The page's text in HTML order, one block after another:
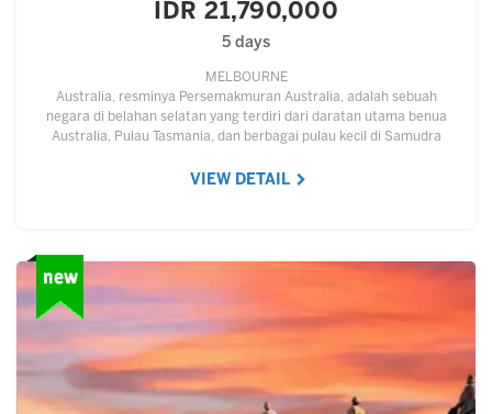
IDR 21,790,000
5 days
MELBOURNE
Australia, resminya Persemakmuran Australia, adalah sebuah
negara di belahan selatan yang terdiri dari daratan utama benua
Australia, Pulau Tasmania, dan berbagai pulau kecil di Samudra
VIEW DETAIL